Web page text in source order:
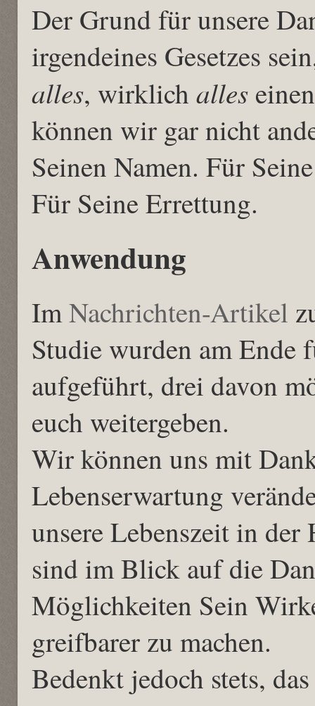
Der Grund für unsere
irgendeines Gesetzes
alles, wirklich alles
können wir gar nicht
Seinen Namen. Für
Für Seine Errettung.
Anwendung
ImNachrichten-Artikel
Studie wurden am Ende
aufgeführt, drei davon
euch weitergeben.
Wir können uns mit
Lebenserwartung
unsere Lebenszeit in
sind im Blick auf die
Möglichkeiten Sein
greifbarer zu machen.
Bedenkt jedoch stets,